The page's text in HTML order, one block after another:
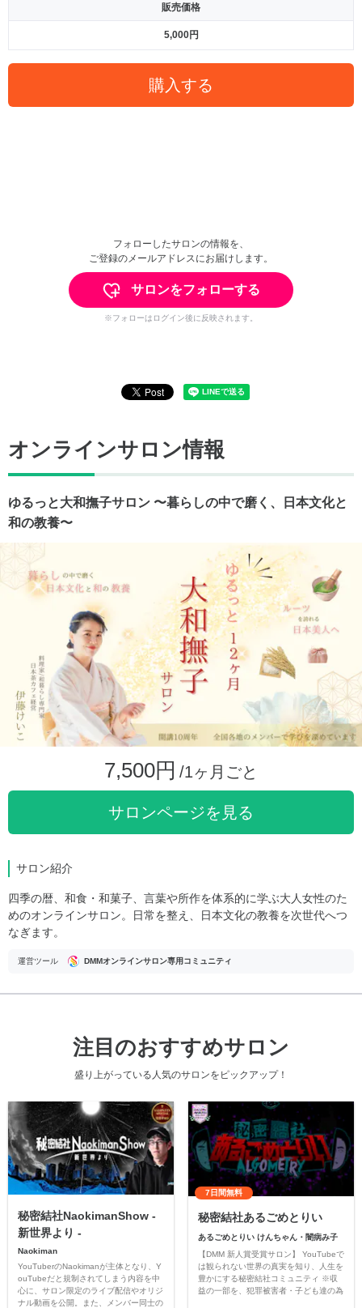
販売価格
5,000円
購入する
フォローしたサロンの情報を、
ご登録のメールアドレスにお届けします。
サロンをフォローする
※フォローはログイン後に反映されます。
オンラインサロン情報
ゆるっと大和撫子サロン 〜暮らしの中で磨く、日本文化と
和の教養〜
7,500円 /1ヶ月ごと
サロンページを見る
サロン紹介
四季の暦、和食・和菓子、言葉や所作を体系的に学ぶ大人女性のた
めのオンラインサロン。日常を整え、日本文化の教養を次世代へつ
なぎます。
運営ツール DMMオンラインサロン専用コミュニティ
注目のおすすめサロン
盛り上がっている人気のサロンをピックアップ！
秘密結社NaokimanShow -
新世界より -
Naokiman
YouTuberのNaokimanが主体となり、Y
ouTubeだと規制されてしまう内容を中
心に、サロン限定のライブ配信やオリジ
ナル動画を公開。また、メンバー同士の
7日間無料
秘密結社あるごめとりい
あるごめとりい けんちゃん・闇病み子
【DMM 新人賞受賞サロン】 YouTubeで
は観られない世界の真実を知り、人生を
豊かにする秘密結社コミュニティ ※収
益の一部を、犯罪被害者・子ども達の為